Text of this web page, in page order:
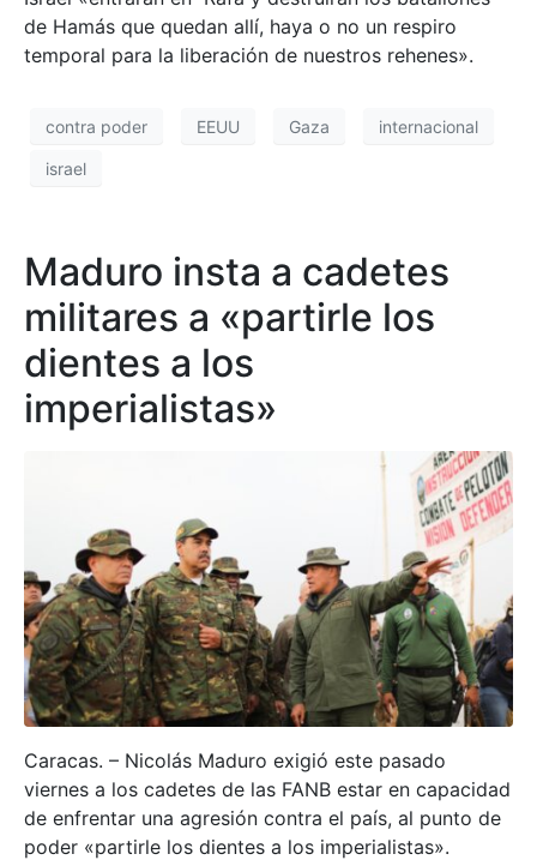
de Hamás que quedan allí, haya o no un respiro
temporal para la liberación de nuestros rehenes».
contra poder EEUU Gaza internacional
israel
Maduro insta a cadetes
militares a «partirle los
dientes a los
imperialistas»
Caracas. – Nicolás Maduro exigió este pasado
viernes a los cadetes de las FANB estar en capacidad
de enfrentar una agresión contra el país, al punto de
poder «partirle los dientes a los imperialistas».